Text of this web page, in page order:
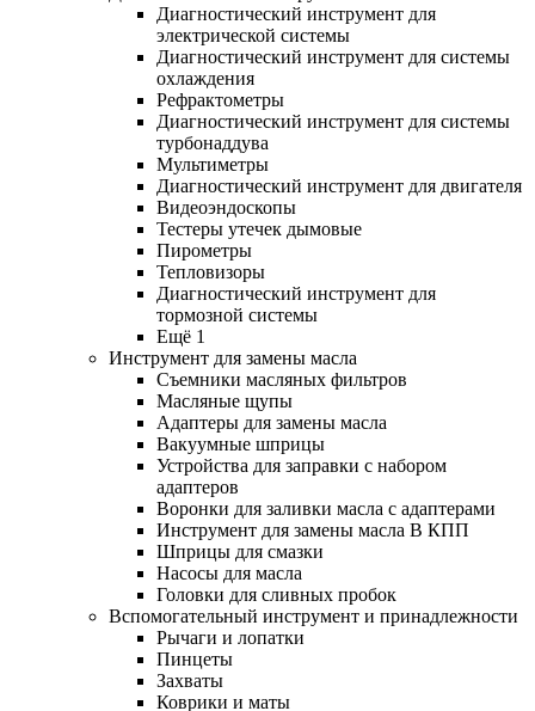
Диагностический инструмент для
электрической системы
Диагностический инструмент для системы
охлаждения
Рефрактометры
Диагностический инструмент для системы
турбонаддува
Мультиметры
Диагностический инструмент для двигателя
Видеоэндоскопы
Тестеры утечек дымовые
Пирометры
Тепловизоры
Диагностический инструмент для
тормозной системы
Ещё 1
Инструмент для замены масла
Съемники масляных фильтров
Масляные щупы
Адаптеры для замены масла
Вакуумные шприцы
Устройства для заправки с набором
адаптеров
Воронки для заливки масла с адаптерами
Инструмент для замены масла В КПП
Шприцы для смазки
Насосы для масла
Головки для сливных пробок
Вспомогательный инструмент и принадлежности
Рычаги и лопатки
Пинцеты
Захваты
Коврики и маты